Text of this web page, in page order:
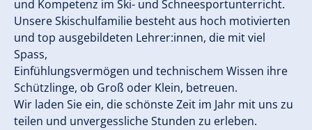
und Kompetenz im Ski- und Schneesportunterricht.
Unsere Skischulfamilie besteht aus hoch motivierten
und top ausgebildeten Lehrer:innen, die mit viel
Spass,
Einfühlungsvermögen und technischem Wissen ihre
Schützlinge, ob Groß oder Klein, betreuen.
Wir laden Sie ein, die schönste Zeit im Jahr mit uns zu
teilen und unvergessliche Stunden zu erleben.